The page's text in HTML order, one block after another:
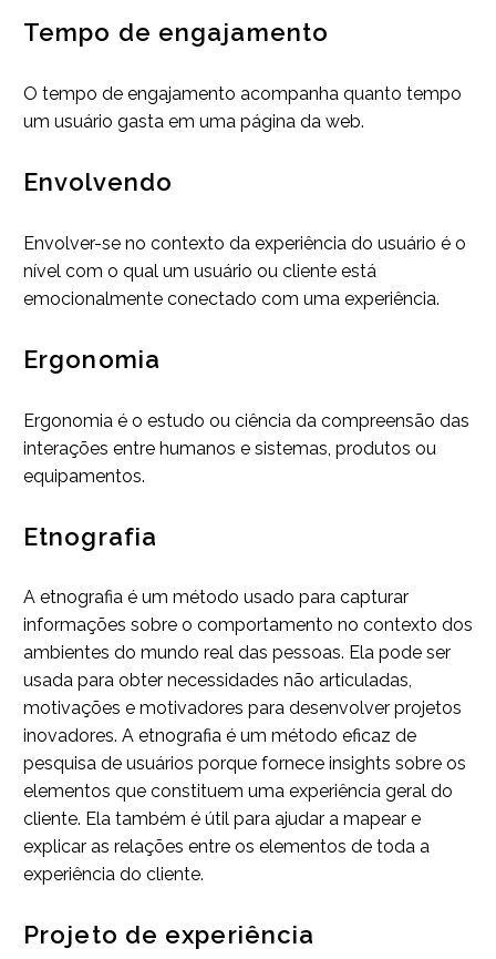
Tempo de engajamento
O tempo de engajamento acompanha quanto tempo
um usuário gasta em uma página da web.
Envolvendo
Envolver-se no contexto da experiência do usuário é o
nível com o qual um usuário ou cliente está
emocionalmente conectado com uma experiência.
Ergonomia
Ergonomia é o estudo ou ciência da compreensão das
interações entre humanos e sistemas, produtos ou
equipamentos.
Etnografia
A etnografia é um método usado para capturar
informações sobre o comportamento no contexto dos
ambientes do mundo real das pessoas. Ela pode ser
usada para obter necessidades não articuladas,
motivações e motivadores para desenvolver projetos
inovadores. A etnografia é um método eficaz de
pesquisa de usuários porque fornece insights sobre os
elementos que constituem uma experiência geral do
cliente. Ela também é útil para ajudar a mapear e
explicar as relações entre os elementos de toda a
experiência do cliente.
Projeto de experiência